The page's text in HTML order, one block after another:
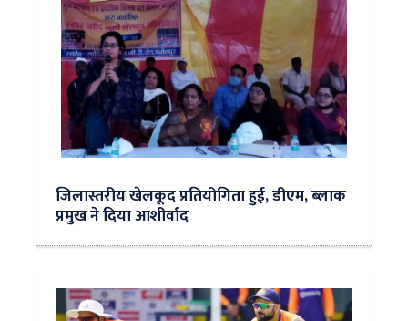
जिलास्तरीय खेलकूद प्रतियोगिता हुई, डीएम, ब्लाक
प्रमुख ने दिया आशीर्वाद